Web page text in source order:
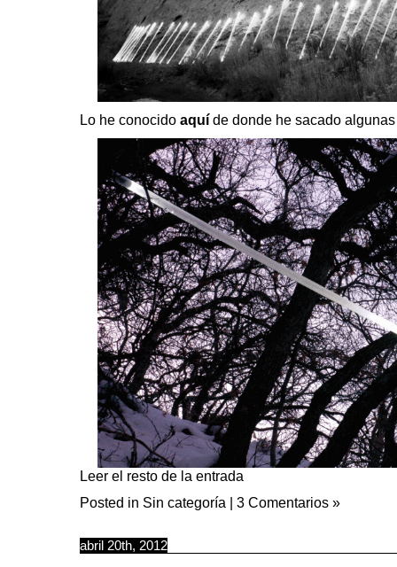
Lo he conocido aquíde donde he sacado
Leer el resto de la entrada
Posted in Sin categoría | 3 Comentarios »
abril 20th, 2012